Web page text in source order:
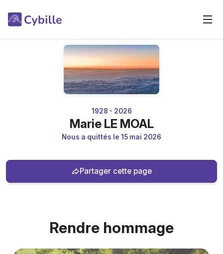
1928 - 2026
Marie LE MOAL
Nous a quittés le 15 mai 2026
Partager cette page
Rendre hommage